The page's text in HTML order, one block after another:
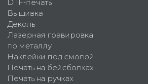
DTF-печать
Вышивка
Деколь
Лазерная гравировка
по металлу
Наклейки под смолой
Печать на бейсболках
Печать на ручках